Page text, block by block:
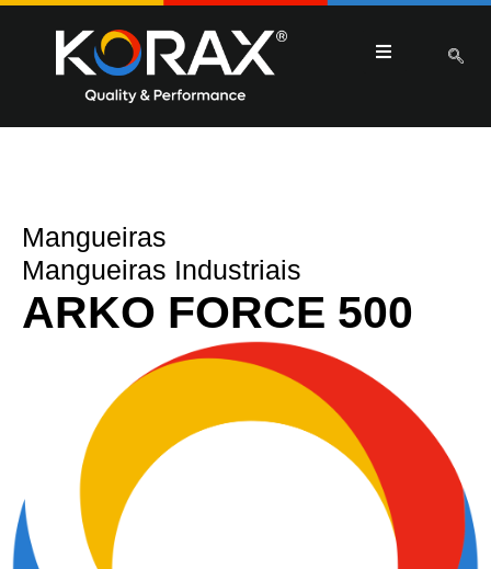
Mangueiras
Mangueiras Industriais
ARKO FORCE 500